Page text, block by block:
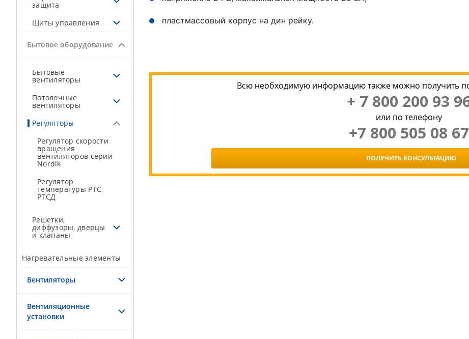
защита
Щиты управления
Бытовое оборудование
Бытовые
вентиляторы
Потолочные
вентиляторы
Регуляторы
Регулятор скорости
вращения
вентиляторов серии
Nordik
Регулятор
температуры РТС,
РТСД
Решетки,
диффузоры, дверцы
и клапаны
Нагревательные элементы
Вентиляторы
Вентиляционные
установки
пластмассовый корпус на дин рейку.
Всю необходимую информацию также можно получить
+ 7 800 200 93
или по телефону
+7 800 505 08 67
ПОЛУЧИТЬ КОНСУЛЬТАЦИЮ